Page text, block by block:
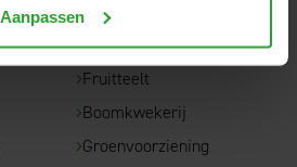
AanpassenAkkerbouw
Ruwvoerteelt
Fruitteelt
Boomkwekerij
Groenvoorziening